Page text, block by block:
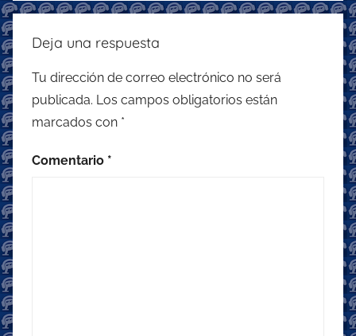
Deja una respuesta
Tu dirección de correo electrónico no será
publicada. Los campos obligatorios están
marcados con *
Comentario *